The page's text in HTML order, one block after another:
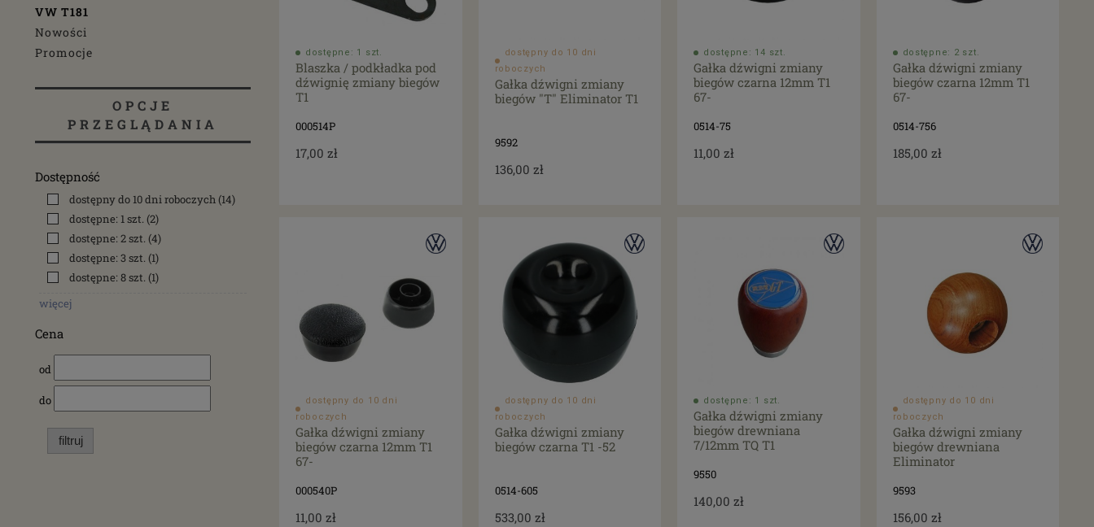
VW T181
Nowości
Promocje
OPCJE
PRZEGLĄDANIA
Dostępność
dostępny do 10 dni roboczych(14)
dostępne: 1 szt. (2)
dostępne: 2 szt. (4)
dostępne: 3 szt. (1)
dostępne: 8 szt. (1)
więcej
Cena
od
do
filtruj
dostępne: 1 szt.
Blaszka / podkładka pod
dźwignię zmiany biegów
T1
000514P
17,00 zł
dostępny do 10 dni
roboczych
Gałka dźwigni zmiany
biegów "T" Eliminator T1
9592
136,00 zł
dostępne: 14 szt.
Gałka dźwigni zmiany
biegów czarna 12mm T1
67-
0514-75
11,00 zł
dostępne: 2 szt.
Gałka dźwigni zmiany
biegów czarna 12mm T1
67-
0514-756
185,00 zł
dostępny do 10 dni
roboczych
Gałka dźwigni zmiany
biegów czarna 12mm T1
67-
000540P
11,00 zł
dostępny do 10 dni
roboczych
Gałka dźwigni zmiany
biegów czarna T1 -52
0514-605
533,00 zł
dostępne: 1 szt.
Gałka dźwigni zmiany
biegów drewniana
7/12mm TQ T1
9550
140,00 zł
dostępny do 10 dni
roboczych
Gałka dźwigni zmiany
biegów drewniana
Eliminator
9593
156,00 zł